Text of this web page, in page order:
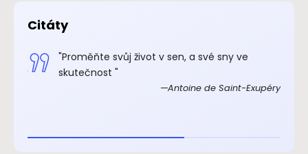
Citáty
"Proměňte svůj život v sen, a své sny ve
skutečnost "
Antoine de Saint-Exupéry